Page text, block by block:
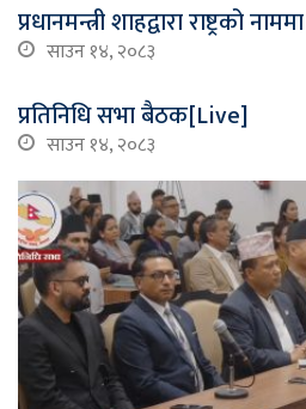
प्रधानमन्त्री शाहद्वारा राष्ट्रको
साउन १४, २०८३
प्रतिनिधि सभा बैठक[Live]
साउन १४, २०८३